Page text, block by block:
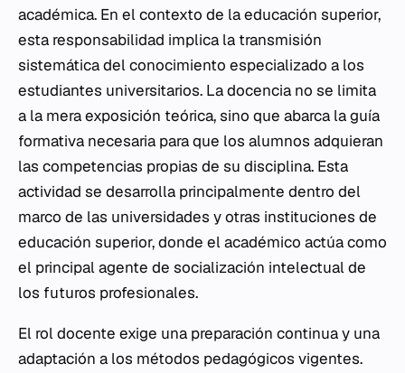
académica. En el contexto de la educación superior,
esta responsabilidad implica la transmisión
sistemática del conocimiento especializado a los
estudiantes universitarios. La docencia no se limita
a la mera exposición teórica, sino que abarca la guía
formativa necesaria para que los alumnos adquieran
las competencias propias de su disciplina. Esta
actividad se desarrolla principalmente dentro del
marco de las universidades y otras instituciones de
educación superior, donde el académico actúa como
el principal agente de socialización intelectual de
los futuros profesionales.
El rol docente exige una preparación continua y una
adaptación a los métodos pedagógicos vigentes.